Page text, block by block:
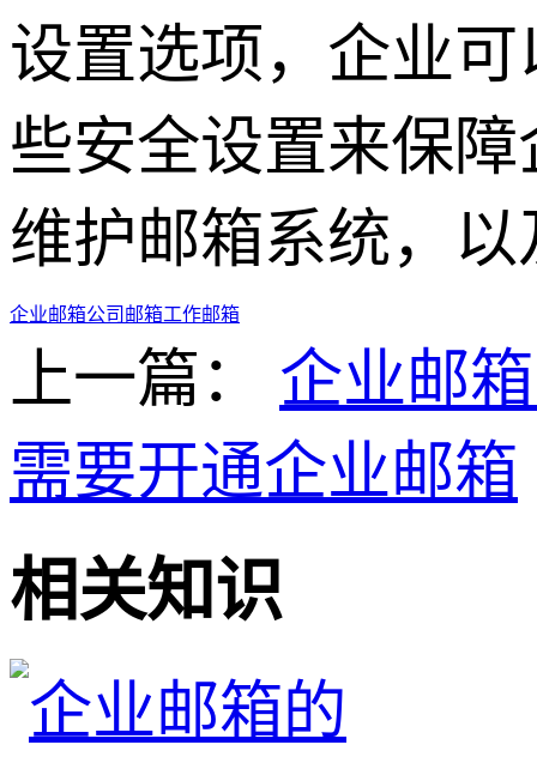
设置选项，企业
些安全设置来保
维护邮箱系统，
企业邮箱公司邮箱工作邮箱
上一篇： 企业邮
需要开通企业邮箱
相关知识